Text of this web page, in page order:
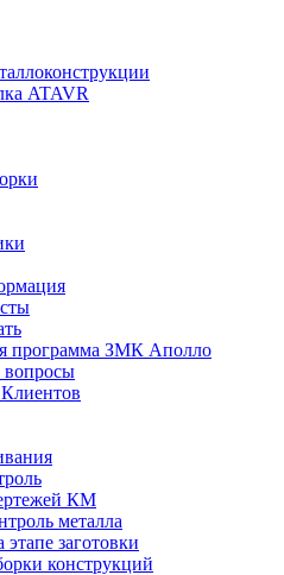
ATAVR
программа ЗМК Аполло
вопросы
КМ
металла
заготовки
конструкций